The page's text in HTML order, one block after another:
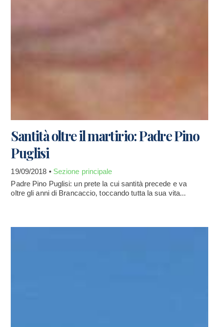
Santità oltre il martirio: Padre Pino
Puglisi
19/09/2018 • Sezione principale
Padre Pino Puglisi: un prete la cui santità precede e va
oltre gli anni di Brancaccio, toccando tutta la sua vita...